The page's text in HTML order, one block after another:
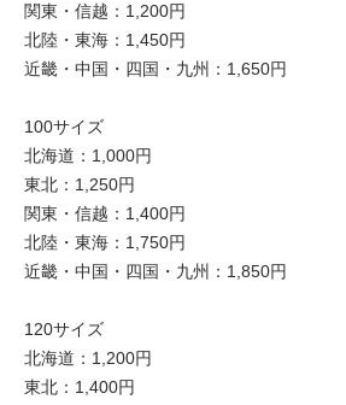
関東・信越：1,200円
北陸・東海：1,450円
近畿・中国・四国・九州：1,650円
100サイズ
北海道：1,000円
東北：1,250円
関東・信越：1,400円
北陸・東海：1,750円
近畿・中国・四国・九州：1,850円
120サイズ
北海道：1,200円
東北：1,400円